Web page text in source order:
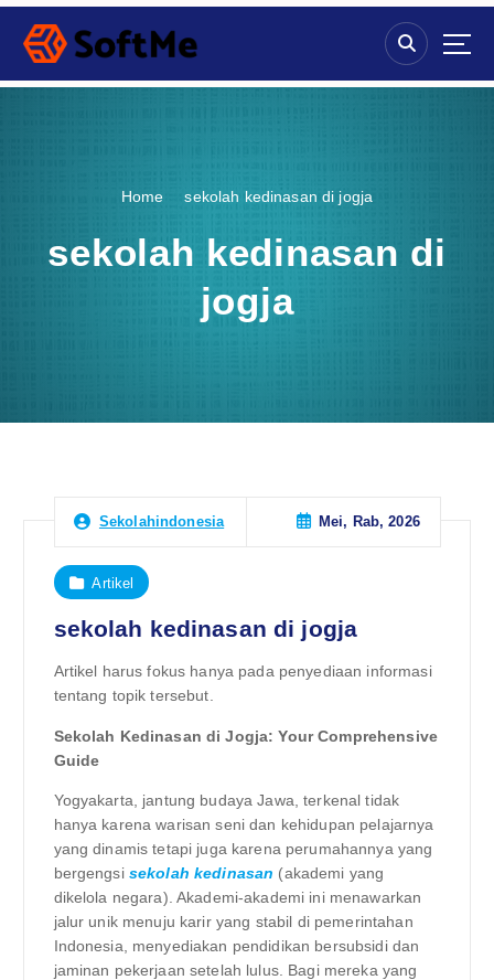
S
p
Home sekolah kedinasan di jogja
sekolah kedinasan di
jogja
Sekolahindonesia Mei, Rab, 2026
Artikel
sekolah kedinasan di jogja
Artikel harus fokus hanya pada penyediaan informasi
tentang topik tersebut.
Sekolah Kedinasan di Jogja: Your Comprehensive
Guide
Yogyakarta, jantung budaya Jawa, terkenal tidak
hanya karena warisan seni dan kehidupan pelajarnya
yang dinamis tetapi juga karena perumahannya yang
bergengsi sekolah kedinasan (akademi yang
dikelola negara). Akademi-akademi ini menawarkan
jalur unik menuju karir yang stabil di pemerintahan
Indonesia, menyediakan pendidikan bersubsidi dan
jaminan pekerjaan setelah lulus. Bagi mereka yang